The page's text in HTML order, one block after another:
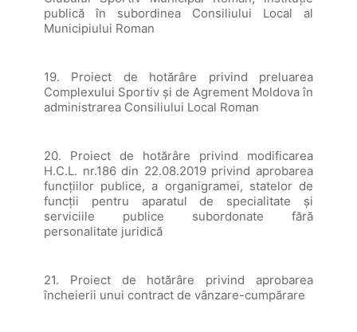
publică în subordinea Consiliului Local al
Municipiului Roman
19. Proiect de hotărâre privind preluarea
Complexului Sportiv și de Agrement Moldova în
administrarea Consiliului Local Roman
20. Proiect de hotărâre privind modificarea
H.C.L. nr.186 din 22.08.2019 privind aprobarea
funcţiilor publice, a organigramei, statelor de
funcţii pentru aparatul de specialitate şi
serviciile publice subordonate fără
personalitate juridică
21. Proiect de hotărâre privind aprobarea
încheierii unui contract de vânzare-cumpărare